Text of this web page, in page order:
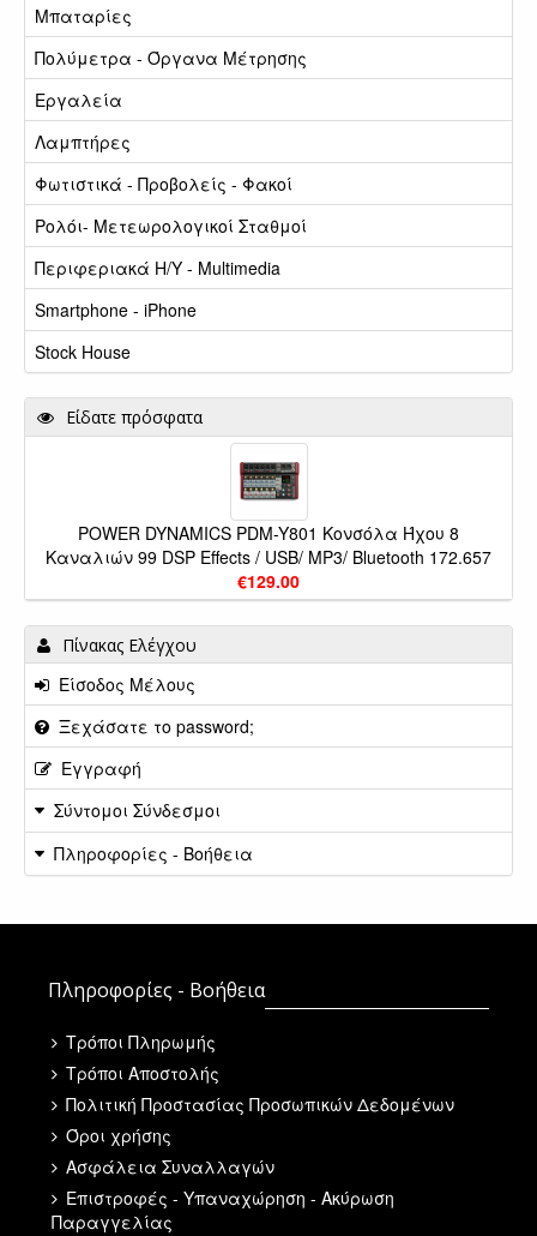
Μπαταρίες
Πολύμετρα - Όργανα Μέτρησης
Εργαλεία
Λαμπτήρες
Φωτιστικά - Προβολείς - Φακοί
Ρολόι- Μετεωρολογικοί Σταθμοί
Περιφεριακά Η/Υ - Multimedia
Smartphone - iPhone
Stock House
Είδατε πρόσφατα
POWER DYNAMICS PDM-Y801 Κονσόλα Ήχου 8
Καναλιών 99 DSP Effects / USB/ MP3/ Bluetooth 172.657
€129.00
Πίνακας Ελέγχου
Είσοδος Μέλους
Ξεχάσατε το password;
Εγγραφή
Σύντομοι Σύνδεσμοι
Πληροφορίες - Βοήθεια
Πληροφορίες - Βοήθεια
Τρόποι Πληρωμής
Τρόποι Αποστολής
Πολιτική Προστασίας Προσωπικών Δεδομένων
Όροι χρήσης
Ασφάλεια Συναλλαγών
Επιστροφές - Υπαναχώρηση - Ακύρωση
Παραγγελίας